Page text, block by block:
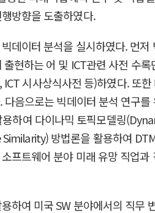
방향을 도출하였다.
이터 분석을 실시하였다. 먼
현하는 어 및 ICT관련 사전 수
시사상식사전 등)하였다. 또
으로는 빅데이터 분석 연구를
하여 다이나믹 토픽모델링
방법론을 활용하여
트웨어 분야 미래 유망 직업
여 미국 SW 분야에서의 직무